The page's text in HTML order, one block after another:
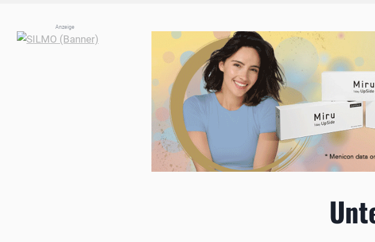
Anzeige